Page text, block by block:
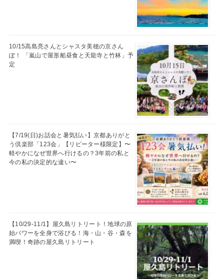
10/15高島亮さんとシャスタ美穂の京さん
ぽ！ 「嵐山で屋形船昼食と天龍寺と竹林」予
定
【7/19(日)お話会と暑気払い】京都ありがと
う倶楽部「123会」【リピーター様限定】〜
軽やかになぜ世界へ行けるの？3年前の私と
今の私の決定的な違い〜
【10/29-11/1】屋久島リトリート！地球の原
始パワーを全身で浴びる！海・山・谷・森を
満喫！奇跡の屋久島リトリート